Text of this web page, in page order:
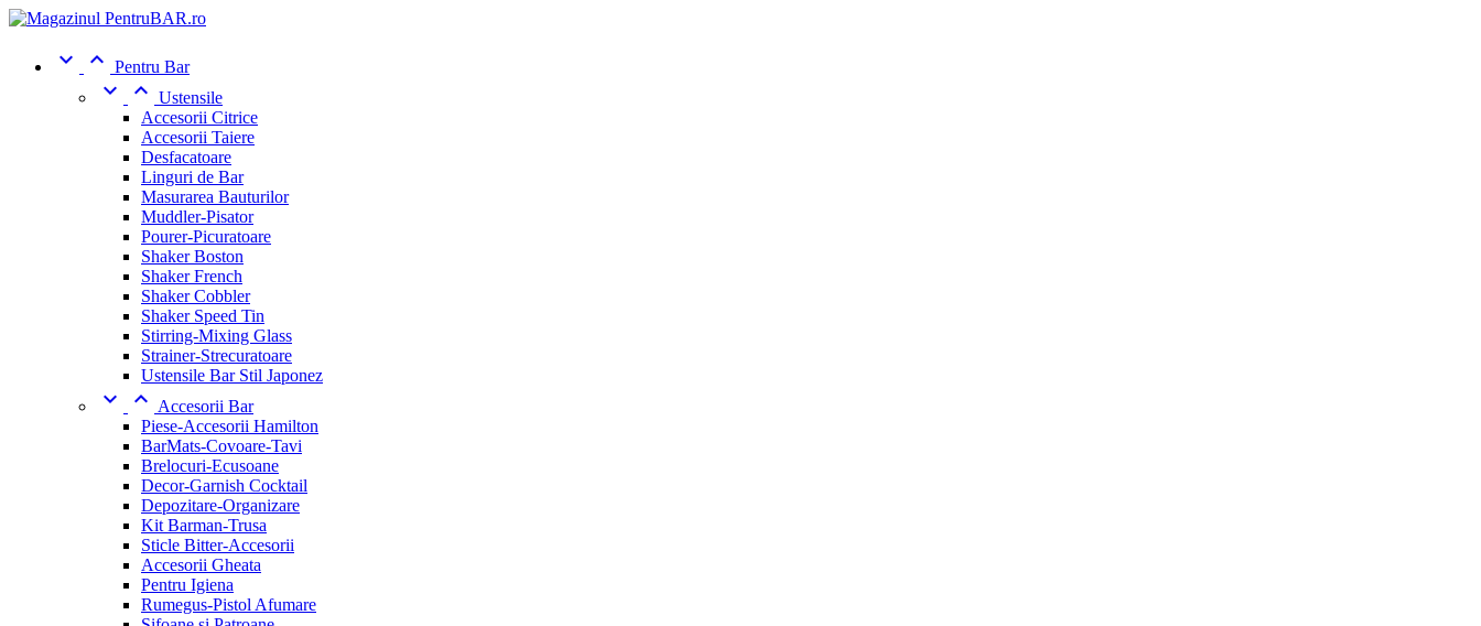
  Pentru Bar
  Ustensile
Accesorii Citrice
Accesorii Taiere
Desfacatoare
Linguri de Bar
Masurarea Bauturilor
Muddler-Pisator
Pourer-Picuratoare
Shaker Boston
Shaker French
Shaker Cobbler
Shaker Speed Tin
Stirring-Mixing Glass
Strainer-Strecuratoare
Ustensile Bar Stil Japonez
  Accesorii Bar
Piese-Accesorii Hamilton
BarMats-Covoare-Tavi
Brelocuri-Ecusoane
Decor-Garnish Cocktail
Depozitare-Organizare
Kit Barman-Trusa
Sticle Bitter-Accesorii
Accesorii Gheata
Pentru Igiena
Rumegus-Pistol Afumare